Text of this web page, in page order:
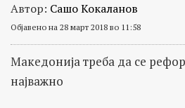
Автор: Сашо Кокаланов
Објавено на 28 март 2018 во 11:58
Македонија треба да се
најважно